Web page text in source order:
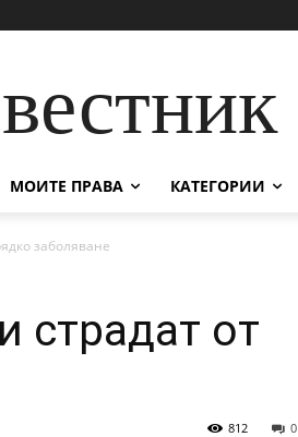
МОИТЕ ПРАВА КАТЕГОРИИ
заболяване
страдат от
0
812